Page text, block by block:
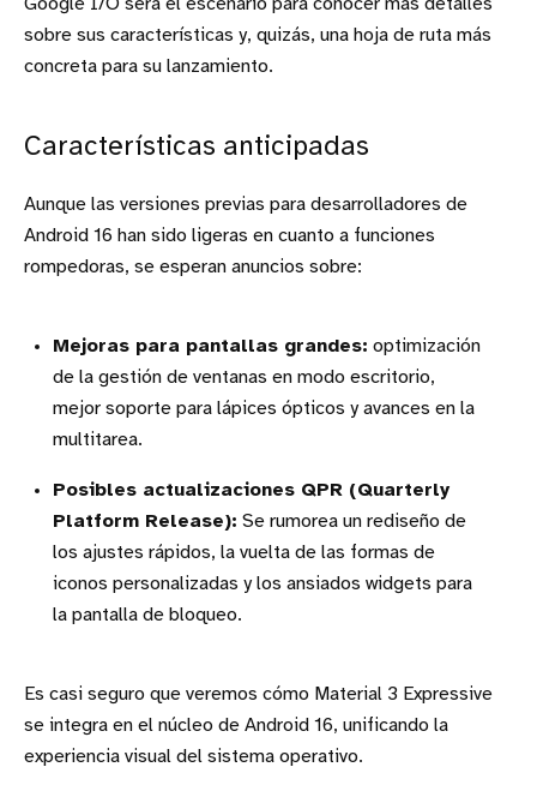
Google I/O será el escenario para conocer más detalles
sobre sus características y, quizás, una hoja de ruta más
concreta para su lanzamiento.
Características anticipadas
Aunque las versiones previas para desarrolladores de
Android 16 han sido ligeras en cuanto a funciones
rompedoras, se esperan anuncios sobre:
Mejoras para pantallas grandes: optimización
de la gestión de ventanas en modo escritorio,
mejor soporte para lápices ópticos y avances en la
multitarea.
Posibles actualizaciones QPR (Quarterly
Platform Release): Se rumorea un rediseño de
los ajustes rápidos, la vuelta de las formas de
iconos personalizadas y los ansiados widgets para
la pantalla de bloqueo.
Es casi seguro que veremos cómo Material 3 Expressive
se integra en el núcleo de Android 16, unificando la
experiencia visual del sistema operativo.